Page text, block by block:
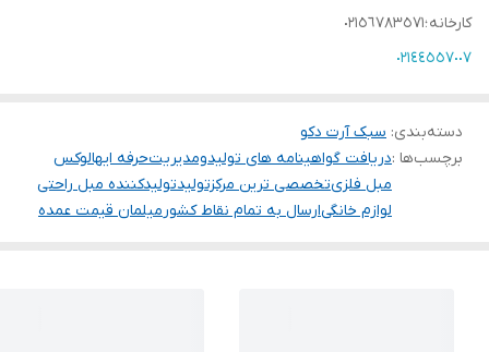
كارخانه ؛٠٢١٥٦٧٨٣٥٧١
٠٢١٤٤٥٥٧٠٠٧
دسته‌بندی: سبک آرت دکو
برچسب‌ها :دریافت گواهینامه های تولیدومدیریتحرفه ایهالوکس
مبل فلزیتخصصی ترین مرکزتولیدتولیدکننده مبل راحتی
لوازم خانگیارسال به تمام نقاط کشور میلمان قیمت عمده